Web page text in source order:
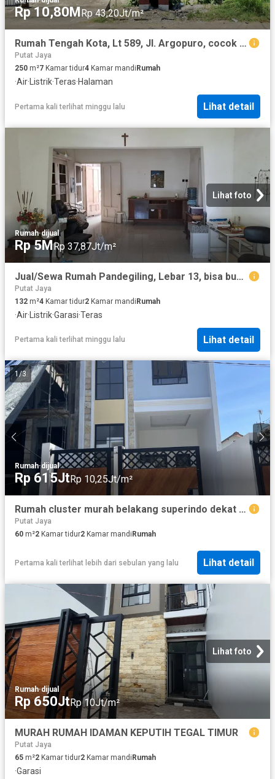
Rp 10,80MRp 43,20Jt/m²
Rumah Tengah Kota, Lt 589, Jl. Argopuro, cocok untuk Kantor dan Usaha
Putat Jaya
250 m²7 Kamar tidur4 Kamar mandi Rumah
·Air· Listrik·Teras·Halaman
Pertama kali terlihat minggu lalu Lihat detail
Lihat foto
Rumah·dijual
Rp 5MRp 37,87Jt/m²
Jual/Sewa Rumah Pandegiling, Lebar 13, bisa buat usaha, strategis dan ramai.
Putat Jaya
132 m²4 Kamar tidur2 Kamar mandiRumah
·Air·Listrik·Garasi·Teras
Pertama kali terlihat minggu lalu Lihat detail
1 /3
Rumah·dijual
Rp 615JtRp 10,25Jt/m²
Rumah cluster murah belakang superindo dekat pandugo nirwana
Putat Jaya
60 m²2 Kamar tidur2 Kamar mandi Rumah
Pertama kali terlihat lebih dari sebulan yang lalu Lihat detail
Lihat foto
Rumah·dijual
Rp 650JtRp 10Jt/m²
MURAH RUMAH IDAMAN KEPUTIH TEGAL TIMUR
Putat Jaya
65 m²2 Kamar tidur2 Kamar mandiRumah
·Garasi